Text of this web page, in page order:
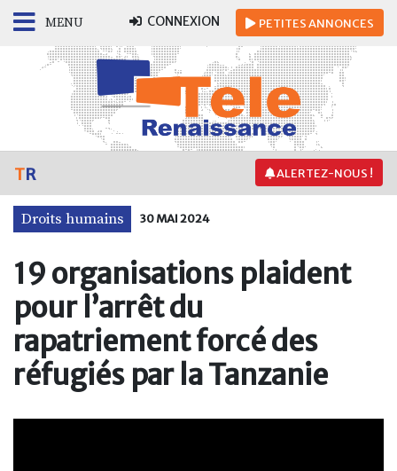
MENU CONNEXION PETITESANNONCES
ALERTEZ-NOUS !
TR
Droits humains 30 MAI 2024
19 organisations plaident
pour l’arrêt du
rapatriement forcé des
réfugiés par la Tanzanie